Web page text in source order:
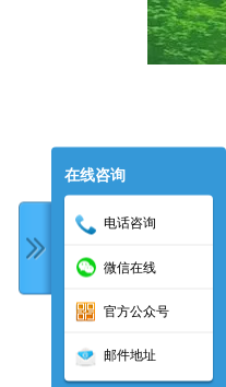
在线咨询
电话咨询
微信在线
官方公众号
邮件地址